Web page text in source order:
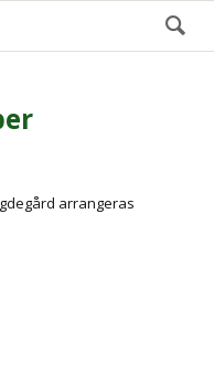
arrangeras